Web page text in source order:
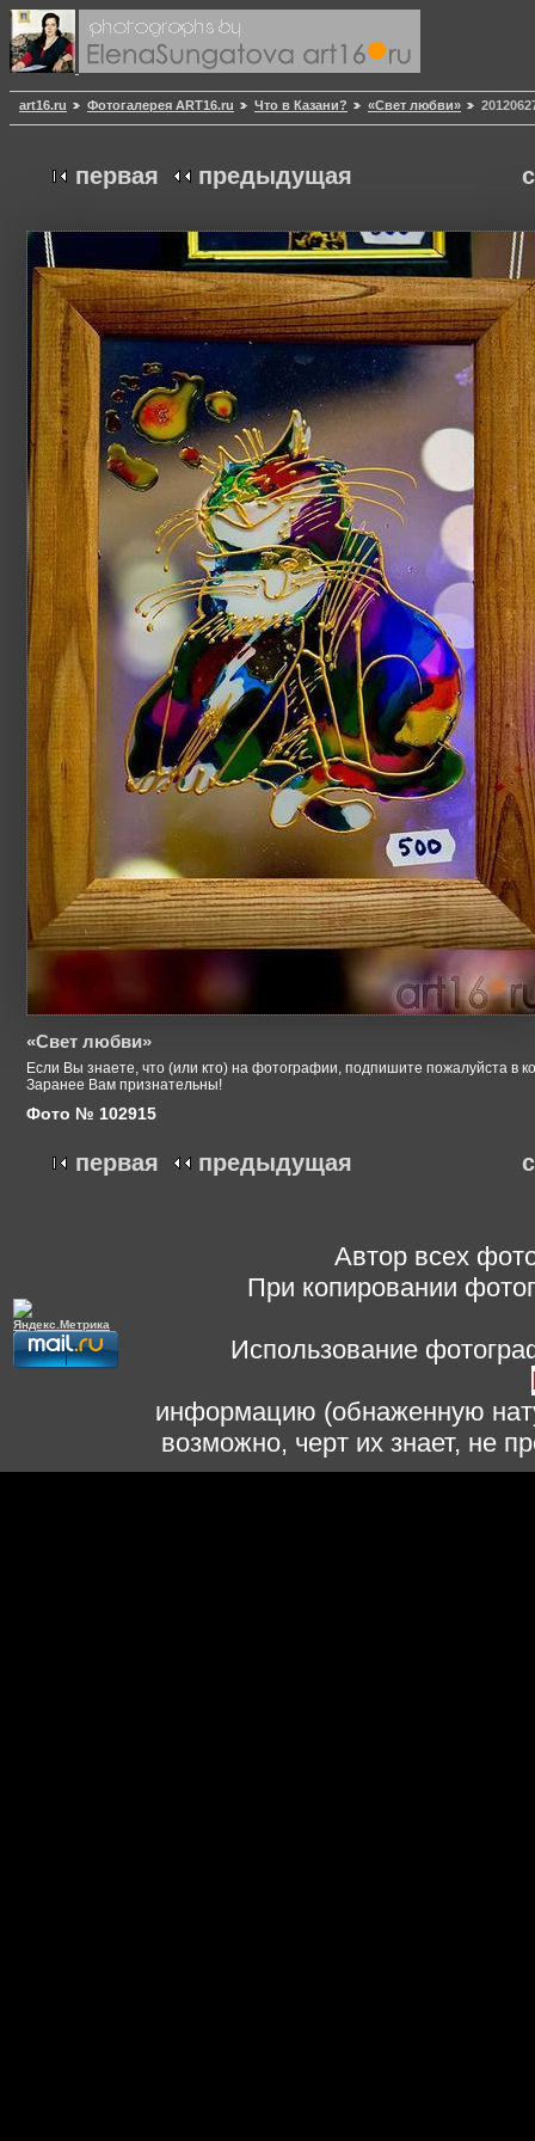
art16.ru Фотогалерея ART16.ru Что в Казани? «Свет любви»
первая предыдущая
«Свет любви»
Если Вы знаете, что (или кто) на фотографии, подпишите пожалуйста в
Заранее Вам признательны!
Фото № 102915
первая предыдущая
Автор всех
При копировании
Использование
информацию (обнаженную
возможно, черт их знает, не